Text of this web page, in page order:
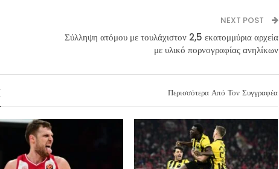
NEXT POST
Σύλληψη ατόμου με τουλάχιστον 2,5 εκατομμύρια αρχεία
με υλικό πορνογραφίας ανηλίκων
Περισσότερα Από Τον Συγγραφέα